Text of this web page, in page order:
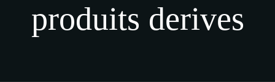
produits derives